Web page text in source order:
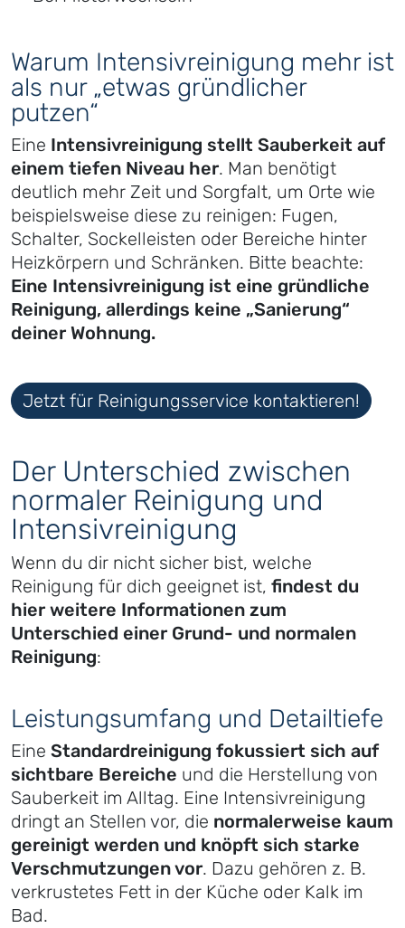
Warum Intensivreinigung mehr ist
als nur „etwas gründlicher
putzen“
Eine Intensivreinigung stellt Sauberkeit auf
einem tiefen Niveau her. Man benötigt
deutlich mehr Zeit und Sorgfalt, um Orte wie
beispielsweise diese zu reinigen: Fugen,
Schalter, Sockelleisten oder Bereiche hinter
Heizkörpern und Schränken. Bitte beachte:
Eine Intensivreinigung ist eine gründliche
Reinigung, allerdings keine „Sanierung“
deiner Wohnung.
Jetzt für Reinigungsservice kontaktieren!
Der Unterschied zwischen
normaler Reinigung und
Intensivreinigung
Wenn du dir nicht sicher bist, welche
Reinigung für dich geeignet ist, findest du
hier weitere Informationen zum
Unterschied einer Grund- und normalen
Reinigung:
Leistungsumfang und Detailtiefe
Eine Standardreinigung fokussiert sich auf
sichtbare Bereiche und die Herstellung von
Sauberkeit im Alltag. Eine Intensivreinigung
dringt an Stellen vor, die normalerweise kaum
gereinigt werden und knöpft sich starke
Verschmutzungen vor. Dazu gehören z. B.
verkrustetes Fett in der Küche oder Kalk im
Bad.